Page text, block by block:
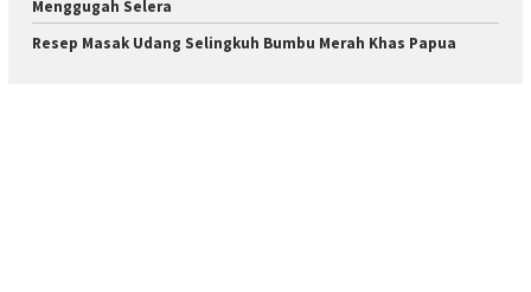
Menggugah Selera
Resep Masak Udang Selingkuh Bumbu Merah Khas Papua